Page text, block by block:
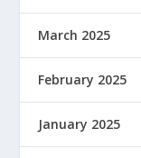
March 2025
February 2025
January 2025